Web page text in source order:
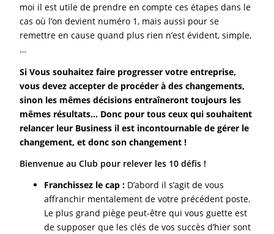
moi il est utile de prendre en compte ces étapes dans le
cas où l’on devient numéro 1, mais aussi pour se
remettre en cause quand plus rien n’est évident, simple,
…
Si Vous souhaitez faire progresser votre entreprise,
vous devez accepter de procéder à des changements,
sinon les mêmes décisions entraîneront toujours les
mêmes résultats… Donc pour tous ceux qui souhaitent
relancer leur Business il est incontournable de gérer le
changement, et donc son changement !
Bienvenue au Club pour relever les 10 défis !
Franchissez le cap : D’abord il s’agit de vous
affranchir mentalement de votre précédent poste.
Le plus grand piège peut-être qui vous guette est
de supposer que les clés de vos succès d’hier sont